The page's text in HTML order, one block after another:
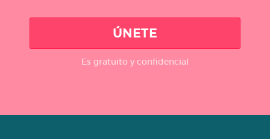
ÚNETE
Es gratuito y confidencial